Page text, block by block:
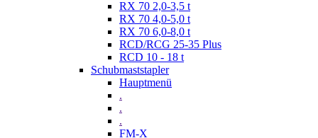
RX 70 2,0-3,5 t
RX 70 4,0-5,0 t
RX 70 6,0-8,0 t
RCD/RCG 25-35 Plus
RCD 10 - 18 t
Schubmaststapler
Hauptmenü
.
.
.
FM-X